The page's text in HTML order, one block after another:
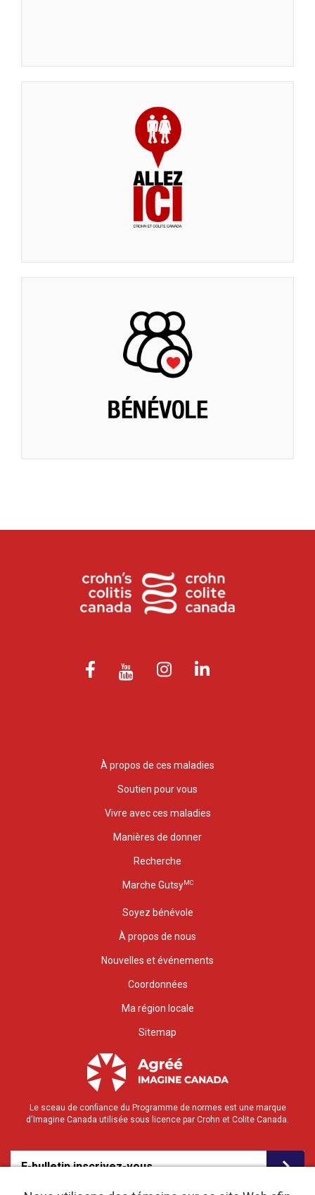
À propos de ces maladies
Soutien pour vous
Vivre avec ces maladies
Manières de donner
Recherche
Marche GutsyMC
Soyez bénévole
À propos de nous
Nouvelles et événements
Coordonnées
Ma région locale
Sitemap
Le sceau de confiance du Programme de normes est une marque
d'Imagine Canada utilisée sous licence par Crohn et Colite Canada.
E-bulletin inscrivez-vous